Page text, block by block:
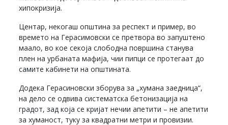
хипокризија.
Центар, некогаш општина за респект и пример, во
времето на Герасимовски се претвора во запуштено
маало, во кое секоја слободна површина станува
плен на урбаната мафија, чии пипци се протегаат до
самите кабинети на општината.
Додека Герасиновски зборува за „хумана заедница“,
на дело се одвива систематска бетонизација на
градот, зад која се кријат нечии апетити – не апетити
за хуманост, туку за квадратни метри и провизии.